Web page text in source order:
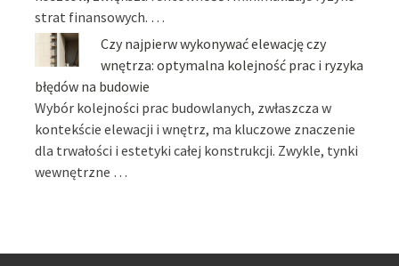
strat finansowych. …
Czy najpierw wykonywać elewację czy
wnętrza: optymalna kolejność prac i ryzyka
błędów na budowie
Wybór kolejności prac budowlanych, zwłaszcza w
kontekście elewacji i wnętrz, ma kluczowe znaczenie
dla trwałości i estetyki całej konstrukcji. Zwykle, tynki
wewnętrzne …